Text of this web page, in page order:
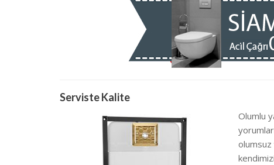
Serviste Kalite
Olumlu
olumsuz